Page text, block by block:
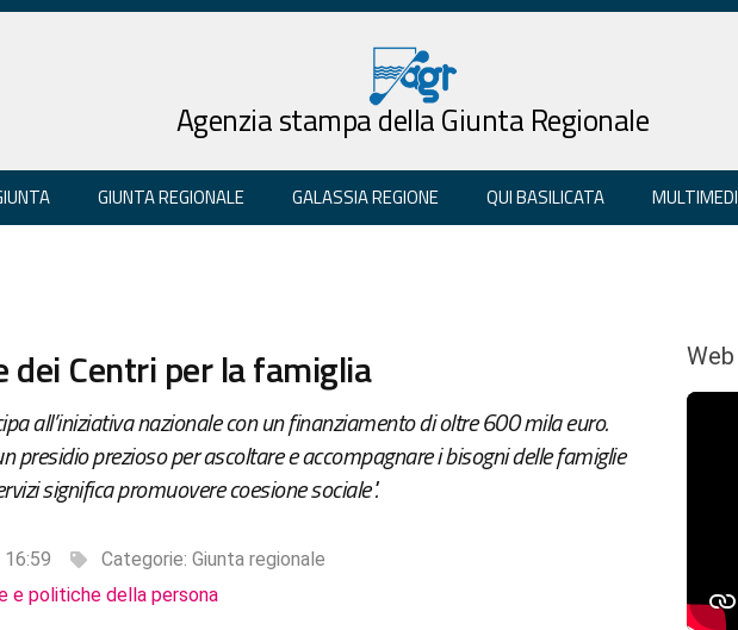
Agenzia stampa della Giunta Regionale
GIUNTA REGIONALE GALASSIA REGIONE QUI BASILICATA
dei Centri per la famiglia
all’iniziativa nazionale con un finanziamento di oltre 600 mila euro.
presidio prezioso per ascoltare e accompagnare i bisogni delle famiglie
significa promuovere coesione sociale".
16:59 Categorie: Giunta regionale
e politiche della persona